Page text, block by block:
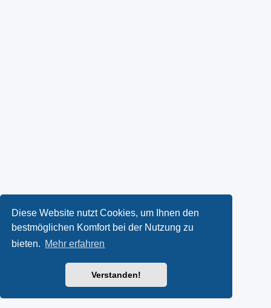
Diese Website nutzt Cookies, um Ihnen den
bestmöglichen Komfort bei der Nutzung zu
bieten. Mehr erfahren
Verstanden!